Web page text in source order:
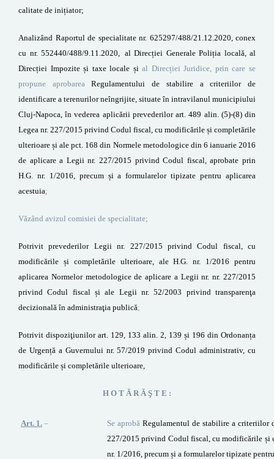
calitate de inițiator;
Analizând Raportul de specialitate nr. 625297/488/21.12.2020, conex
cu nr. 552440/488/9.11.2020, al Direcției Generale Poliția locală, al
Direcției Impozite și taxe locale șial Direcției Juridice, prin care se
propune aprobareaRegulamentului de stabilire a criteriilor de
identificare a terenurilor neîngrijite, situate în intravilanul municipiului
Cluj-Napoca, în vederea aplicării prevederilor art. 489 alin. (5)-(8) din
Legea nr. 227/2015 privind Codul fiscal, cu modificările și completările
ulterioare și ale pct. 168 din Normele metodologice din 6 ianuarie 2016
de aplicare a Legii nr. 227/2015 privind Codul fiscal, aprobate prin
H.G. nr. 1/2016, precum și a formularelor tipizate pentru aplicarea
acestuia;
Văzând avizul comisiei de specialitate;
Potrivit prevederilor Legii nr. 227/2015 privind Codul fiscal, cu
modificările și completările ulterioare, ale H.G. nr. 1/2016 pentru
aplicarea Normelor metodologice de aplicare a Legii nr.nr. 227/2015
privind Codul fiscal și ale Legii nr. 52/2003 privind transparenţa
decizională în administraţia publică;
Potrivit dispoziţiunilor art. 129, 133 alin. 2, 139 și 196 din Ordonanța
de Urgență a Guvernului nr. 57/2019 privind Codul administrativ, cu
modificările și completările ulterioare,
H O T Ă R Ă Ş T E :
Art. 1. – Se aprobăRegulamentul de stabilire a criteriilor
227/2015 privind Codul fiscal, cu modificările și
nr. 1/2016, precum și a formularelor tipizate